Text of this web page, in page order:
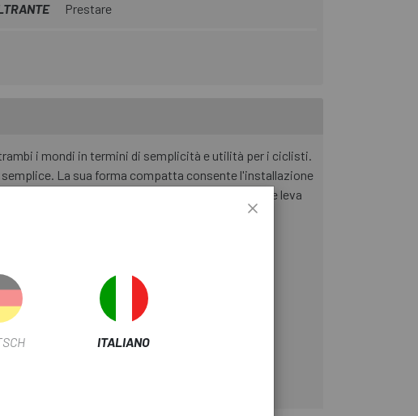
Prestare
i mondi in termini di semplicità e utilità per i ciclisti.
La sua forma compatta consente l'installazione
per la camera d'aria, CO2, beccuccio per CO2 e leva
tempo è essenziale.
attraverso un foro nella gomma.
ITALIANO